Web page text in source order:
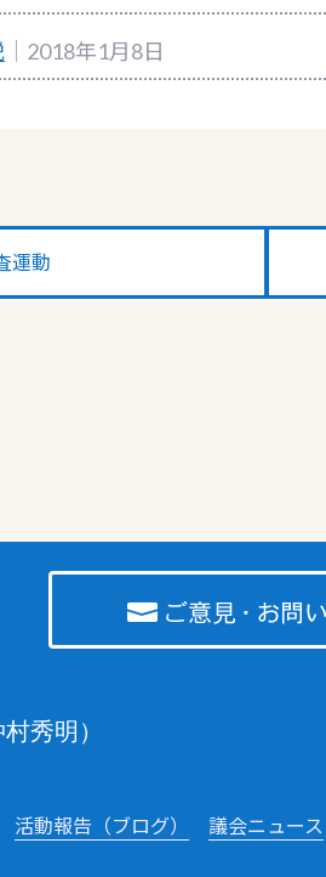
｜2018年1月8日
運動
秀明）
活動報告（ブログ） 議会ニュース